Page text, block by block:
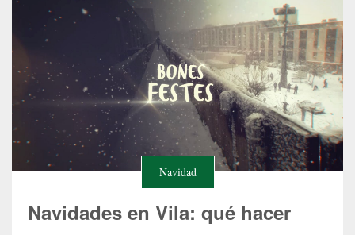
Navidad
Navidades en Vila: qué hacer